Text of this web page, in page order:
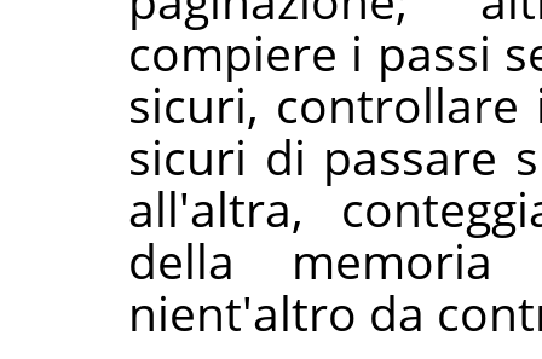
compiere i passi
sicuri, controllare
sicuri di passare
all'altra,
della
nient'altro da